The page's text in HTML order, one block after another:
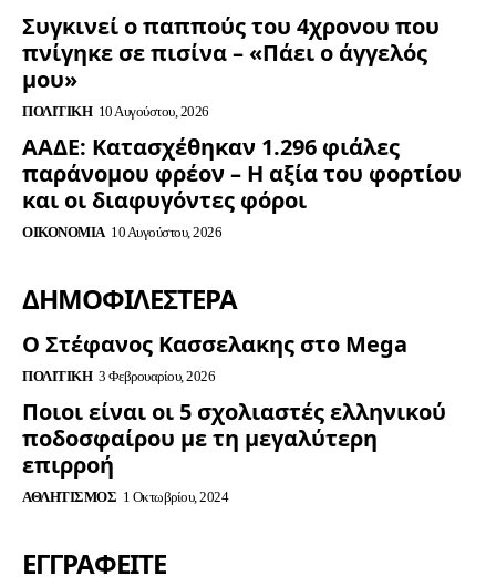
Συγκινεί ο παππούς του 4χρονου που
πνίγηκε σε πισίνα – «Πάει ο άγγελός
μου»
ΠΟΛΙΤΙΚΉ 10 Αυγούστου, 2026
ΑΑΔΕ: Κατασχέθηκαν 1.296 φιάλες
παράνομου φρέον – Η αξία του φορτίου
και οι διαφυγόντες φόροι
ΟΙΚΟΝΟΜΊΑ 10 Αυγούστου, 2026
ΔΗΜΟΦΙΛΈΣΤΕΡΑ
Ο Στέφανος Κασσελακης στο Mega
ΠΟΛΙΤΙΚΉ 3 Φεβρουαρίου, 2026
Ποιοι είναι οι 5 σχολιαστές ελληνικού
ποδοσφαίρου με τη μεγαλύτερη
επιρροή
ΑΘΛΗΤΙΣΜΌΣ 1 Οκτωβρίου, 2024
ΕΓΓΡΑΦΕΊΤΕ